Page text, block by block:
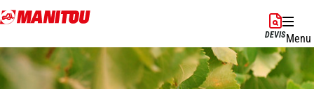
Aller
au
principal
DEVISMenu